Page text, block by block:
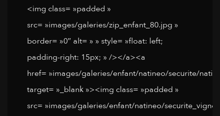
<img class= »padded »
src= »images/galeries/zip_enfant_80.jpg »
border= »0″ alt= » » style= »float: left;
padding-right: 15px; » /></a><a
href= »images/galeries/enfant/natineo/securite/
target= »_blank »><img class= »padded »
src= »images/galeries/enfant/natineo/